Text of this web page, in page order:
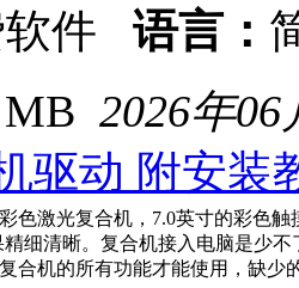
软件 语言：
2026年06
驱动 附安装
色激光复合机，7.0英寸的彩色
细清晰。复合机接入电脑是少
合机的所有功能才能使用，缺少